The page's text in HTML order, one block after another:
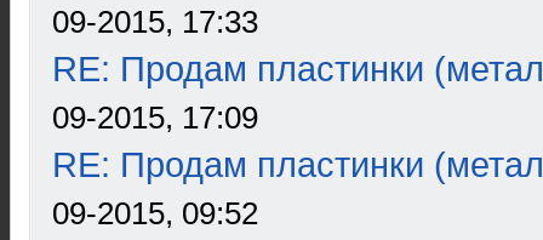
09-2015, 17:33
RE: Продам пластинки
09-2015, 17:09
RE: Продам пластинки
09-2015, 09:52